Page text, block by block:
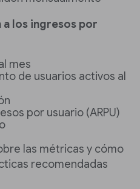
los ingresos por
mes
de usuarios activos al
por usuario (ARPU)
las métricas y cómo
recomendadas